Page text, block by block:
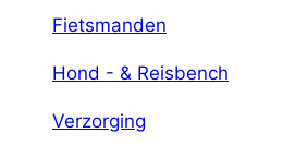
Fietsmanden
Hond - & Reisbench
Verzorging